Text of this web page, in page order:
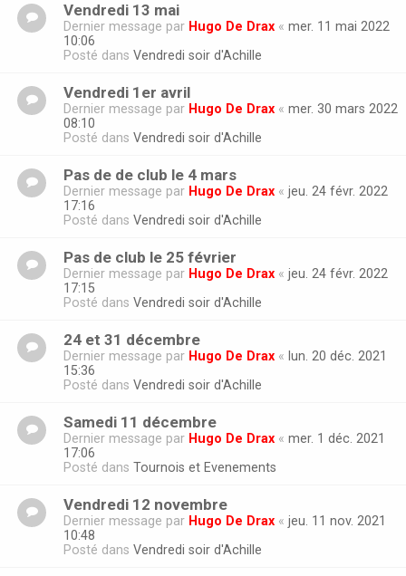
Vendredi 13 mai
Dernier message par Hugo De Drax « mer. 11 mai 2022
10:06
Posté dans Vendredi soir d'Achille
Vendredi 1er avril
Dernier message par Hugo De Drax « mer. 30 mars 2022
08:10
Posté dans Vendredi soir d'Achille
Pas de de club le 4 mars
Dernier message par Hugo De Drax « jeu. 24 févr. 2022
17:16
Posté dans Vendredi soir d'Achille
Pas de club le 25 février
Dernier message par Hugo De Drax « jeu. 24 févr. 2022
17:15
Posté dans Vendredi soir d'Achille
24 et 31 décembre
Dernier message par Hugo De Drax « lun. 20 déc. 2021
15:36
Posté dans Vendredi soir d'Achille
Samedi 11 décembre
Dernier message par Hugo De Drax « mer. 1 déc. 2021
17:06
Posté dans Tournois et Evenements
Vendredi 12 novembre
Dernier message par Hugo De Drax « jeu. 11 nov. 2021
10:48
Posté dans Vendredi soir d'Achille